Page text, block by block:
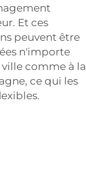
Et ces
peuvent être
n'importe
ville comme à la
ce qui les